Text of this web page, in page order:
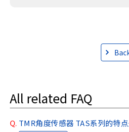
All related FAQ
Q. TMR角度传感器 TAS系列的特点